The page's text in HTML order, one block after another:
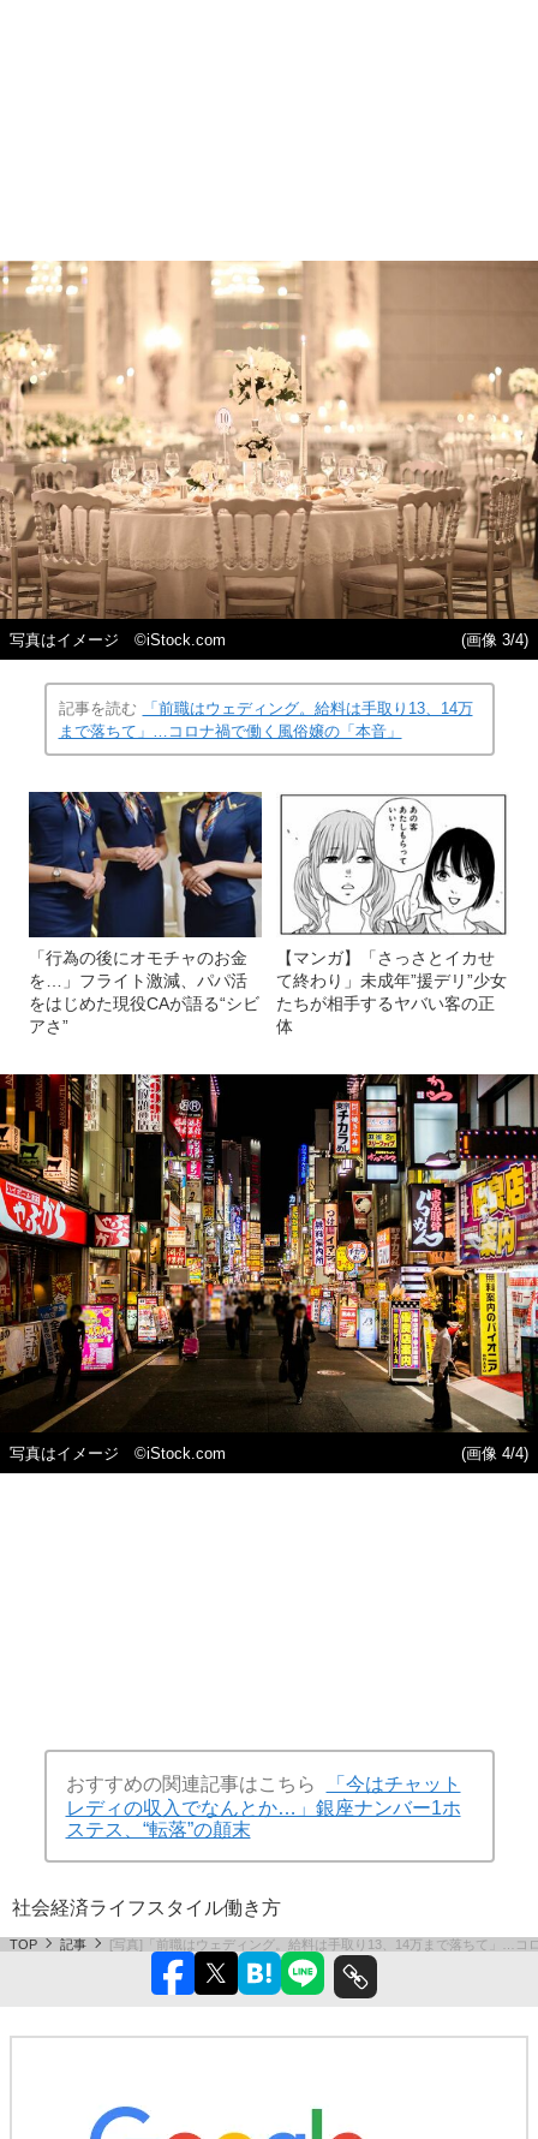
写真はイメージ ©️iStock.com (画像 3/4)
記事を読む
「前職はウェディング。給料は手取り13、14万
まで落ちて」…コロナ禍で働く風俗嬢の「本音」
「行為の後にオモチャのお金
を…」フライト激減、パパ活
をはじめた現役CAが語る“シビ
アさ”
【マンガ】「さっさとイカせ
て終わり」未成年”援デリ”少女
たちが相手するヤバい客の正
体
写真はイメージ ©️iStock.com (画像 4/4)
おすすめの関連記事はこちら
「今はチャット
レディの収入でなんとか…」銀座ナンバー1ホ
ステス、“転落”の顛末
社会経済ライフスタイル働き方
TOP 記事 [写真]「前職はウェディング。給料は手取り13、14万まで落ちて」…コ